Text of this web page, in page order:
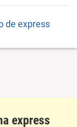
de express
express